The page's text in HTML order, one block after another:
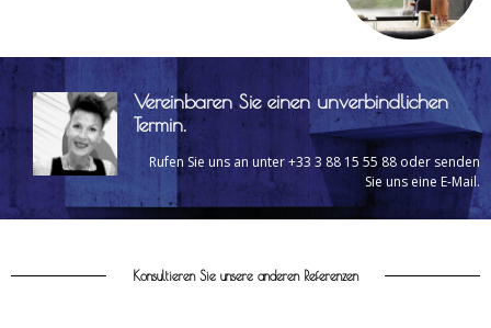
Vereinbaren Sie einen unverbindlichen
Termin.
Rufen Sie uns an unter +33 3 88 15 55 88 oder senden
Sie uns eine E-Mail.
Konsultieren Sie unsere anderen Referenzen